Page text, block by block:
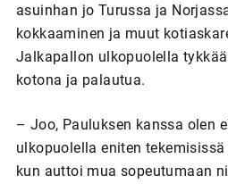
asuinhan jo Turussa ja
kokkaaminen ja muut
Jalkapallon ulkopuolella
kotona ja palautua.
– Joo, Pauluksen kanssa olen
ulkopuolella eniten
kun auttoi mua sopeutumaan